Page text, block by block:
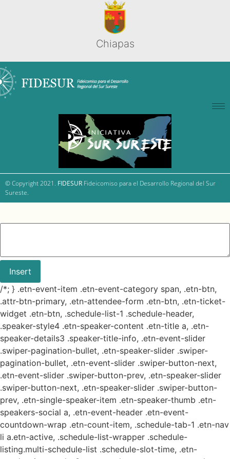
Chiapas
© Copyright 2021. FIDESUR Fideicomiso para el Desarrollo Regional del Sur
Sureste.
Insert
/*; } .etn-event-item .etn-event-category span, .etn-btn,
.attr-btn-primary, .etn-attendee-form .etn-btn, .etn-ticket-
widget .etn-btn, .schedule-list-1 .schedule-header,
.speaker-style4 .etn-speaker-content .etn-title a, .etn-
speaker-details3 .speaker-title-info, .etn-event-slider
.swiper-pagination-bullet, .etn-speaker-slider .swiper-
pagination-bullet, .etn-event-slider .swiper-button-next,
.etn-event-slider .swiper-button-prev, .etn-speaker-slider
.swiper-button-next, .etn-speaker-slider .swiper-button-
prev, .etn-single-speaker-item .etn-speaker-thumb .etn-
speakers-social a, .etn-event-header .etn-event-
countdown-wrap .etn-count-item, .schedule-tab-1 .etn-nav
li a.etn-active, .schedule-list-wrapper .schedule-
listing.multi-schedule-list .schedule-slot-time, .etn-